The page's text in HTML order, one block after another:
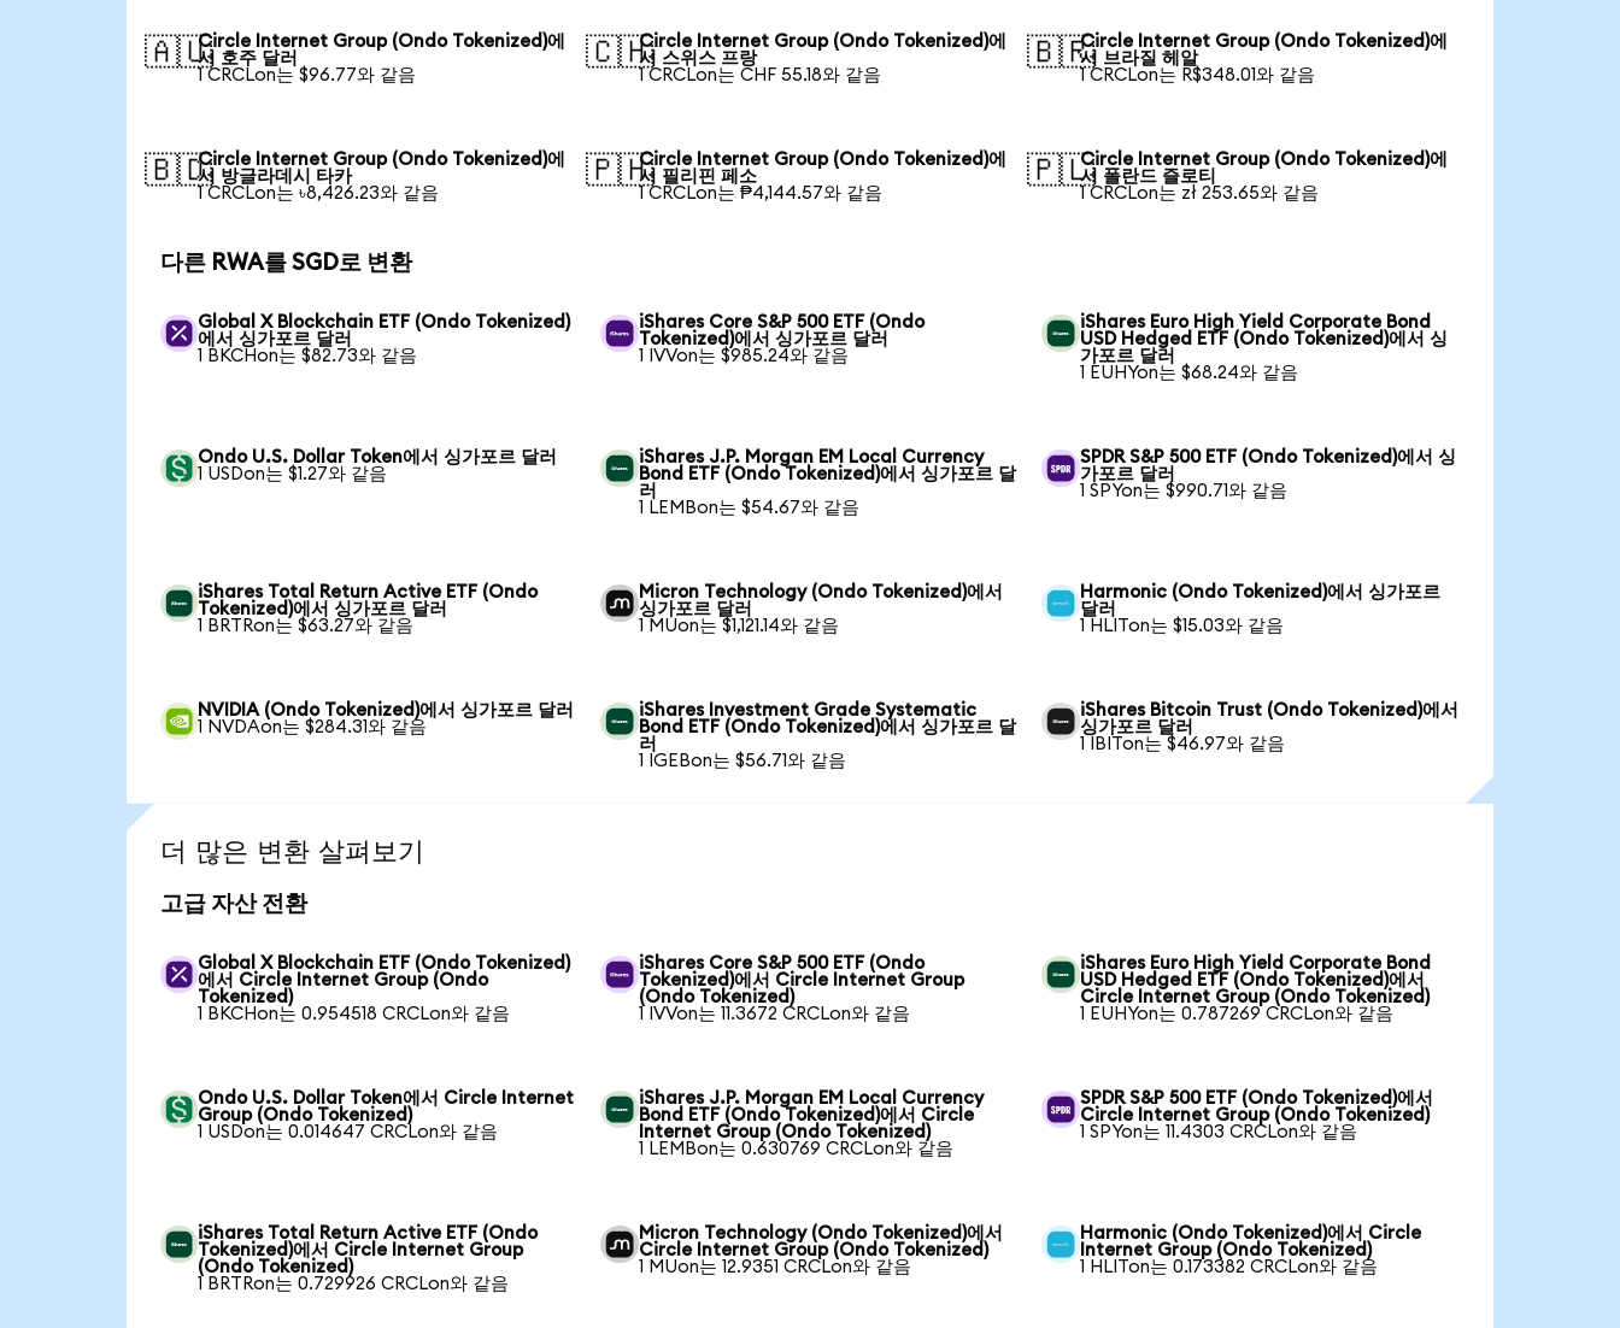
🇦🇺Circle Internet Group (Ondo Tokenized)에
서 호주 달러
1 CRCLon는 $96.77와 같음
🇨🇭Circle Internet Group (Ondo Tokenized)에
서 스위스 프랑
1 CRCLon는 CHF 55.18와 같음
🇧🇷Circle Internet Group (Ondo Tokenized)에
서 브라질 헤알
1 CRCLon는 R$348.01와 같음
🇧🇩Circle Internet Group (Ondo Tokenized)에
서 방글라데시 타카
1 CRCLon는 ৳8,426.23와 같음
🇵🇭Circle Internet Group (Ondo Tokenized)에
서 필리핀 페소
1 CRCLon는 ₱4,144.57와 같음
🇵🇱Circle Internet Group (Ondo Tokenized)에
서 폴란드 즐로티
1 CRCLon는 zł 253.65와 같음
다른 RWA를 SGD로 변환
Global X Blockchain ETF (Ondo Tokenized)
에서 싱가포르 달러
1 BKCHon는 $82.73와 같음
iShares Core S&P 500 ETF (Ondo
Tokenized)에서 싱가포르 달러
1 IVVon는 $985.24와 같음
iShares Euro High Yield Corporate Bond
USD Hedged ETF (Ondo Tokenized)에서 싱
가포르 달러
1 EUHYon는 $68.24와 같음
Ondo U.S. Dollar Token에서 싱가포르 달러
1 USDon는 $1.27와 같음
iShares J.P. Morgan EM Local Currency
Bond ETF (Ondo Tokenized)에서 싱가포르 달
러
1 LEMBon는 $54.67와 같음
SPDR S&P 500 ETF (Ondo Tokenized)에서 싱
가포르 달러
1 SPYon는 $990.71와 같음
iShares Total Return Active ETF (Ondo
Tokenized)에서 싱가포르 달러
1 BRTRon는 $63.27와 같음
Micron Technology (Ondo Tokenized)에서
싱가포르 달러
1 MUon는 $1,121.14와 같음
Harmonic (Ondo Tokenized)에서 싱가포르
달러
1 HLITon는 $15.03와 같음
NVIDIA (Ondo Tokenized)에서 싱가포르 달러
1 NVDAon는 $284.31와 같음
iShares Investment Grade Systematic
Bond ETF (Ondo Tokenized)에서 싱가포르 달
러
1 IGEBon는 $56.71와 같음
iShares Bitcoin Trust (Ondo Tokenized)에서
싱가포르 달러
1 IBITon는 $46.97와 같음
더 많은 변환 살펴보기
고급 자산 전환
Global X Blockchain ETF (Ondo Tokenized)
에서 Circle Internet Group (Ondo
Tokenized)
1 BKCHon는 0.954518 CRCLon와 같음
iShares Core S&P 500 ETF (Ondo
Tokenized)에서 Circle Internet Group
(Ondo Tokenized)
1 IVVon는 11.3672 CRCLon와 같음
iShares Euro High Yield Corporate Bond
USD Hedged ETF (Ondo Tokenized)에서
Circle Internet Group (Ondo Tokenized)
1 EUHYon는 0.787269 CRCLon와 같음
Ondo U.S. Dollar Token에서 Circle Internet
Group (Ondo Tokenized)
1 USDon는 0.014647 CRCLon와 같음
iShares J.P. Morgan EM Local Currency
Bond ETF (Ondo Tokenized)에서 Circle
Internet Group (Ondo Tokenized)
1 LEMBon는 0.630769 CRCLon와 같음
SPDR S&P 500 ETF (Ondo Tokenized)에서
Circle Internet Group (Ondo Tokenized)
1 SPYon는 11.4303 CRCLon와 같음
iShares Total Return Active ETF (Ondo
Tokenized)에서 Circle Internet Group
(Ondo Tokenized)
1 BRTRon는 0.729926 CRCLon와 같음
Micron Technology (Ondo Tokenized)에서
Circle Internet Group (Ondo Tokenized)
1 MUon는 12.9351 CRCLon와 같음
Harmonic (Ondo Tokenized)에서 Circle
Internet Group (Ondo Tokenized)
1 HLITon는 0.173382 CRCLon와 같음